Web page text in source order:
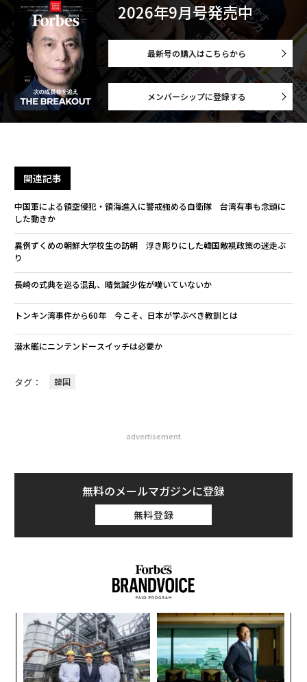
2026年9月号発売中
最新号の購入はこちらから
メンバーシップに登録する
関連記事
中国軍による領空侵犯・領海進入に警戒強める自衛隊 台湾有事も念頭に
した動きか
異例ずくめの朝鮮大学校生の訪朝 浮き彫りにした韓国敵視政策の迷走ぶ
り
長崎の式典を巡る混乱、晴気誠少佐が嘆いていないか
トンキン湾事件から60年 今こそ、日本が学ぶべき教訓とは
潜水艦にニンテンドースイッチは必要か
タグ： 韓国
advertisement
無料のメールマガジンに登録
無料登録